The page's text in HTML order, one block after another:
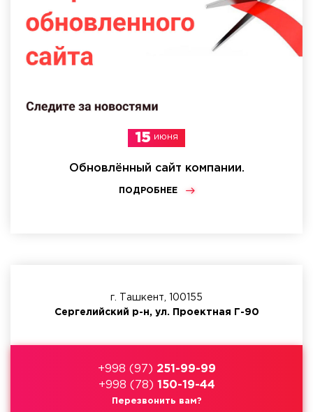
15 июня
Обновлённый сайт компании.
ПОДРОБНЕЕ
г. Ташкент, 100155
Сергелийский р-н, ул. Проектная Г-90
+998 (97) 251-99-99
+998 (78) 150-19-44
Перезвонить вам?